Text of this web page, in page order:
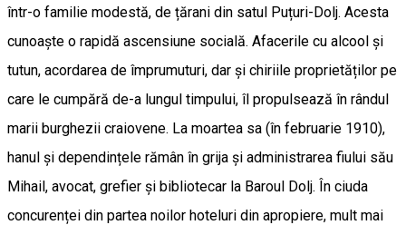
într-o familie modestă, de țărani din satul Puțuri-Dolj. Acesta
cunoaște o rapidă ascensiune socială. Afacerile cu alcool și
tutun, acordarea de împrumuturi, dar și chiriile proprietăților pe
care le cumpără de-a lungul timpului, îl propulsează în rândul
marii burghezii craiovene. La moartea sa (în februarie 1910),
hanul și dependințele rămân în grija și administrarea fiului său
Mihail, avocat, grefier și bibliotecar la Baroul Dolj. În ciuda
concurenței din partea noilor hoteluri din apropiere, mult mai